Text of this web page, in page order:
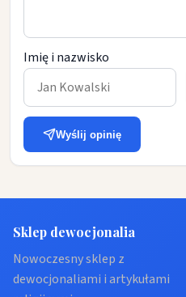
Imię i nazwisko
Wyślij opinię
Sklep dewocjonalia
Nowoczesny sklep z
dewocjonaliami i artykułami